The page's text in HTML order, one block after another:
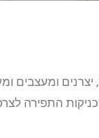
ומעצבים
התפירה